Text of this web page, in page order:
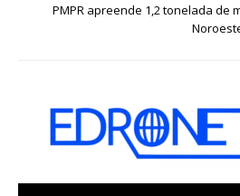
PMPR apreende 1,2 tonelada de